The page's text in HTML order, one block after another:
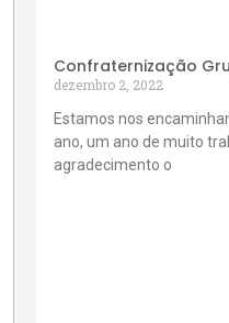
Confraternização
dezembro 2, 2022
Estamos nos
ano, um ano de muito
agradecimento o